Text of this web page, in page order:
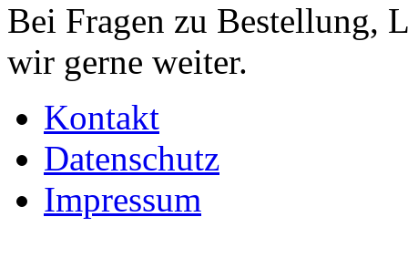
Bei Fragen zu Bestellung,
wir gerne weiter.
Kontakt
Datenschutz
Impressum